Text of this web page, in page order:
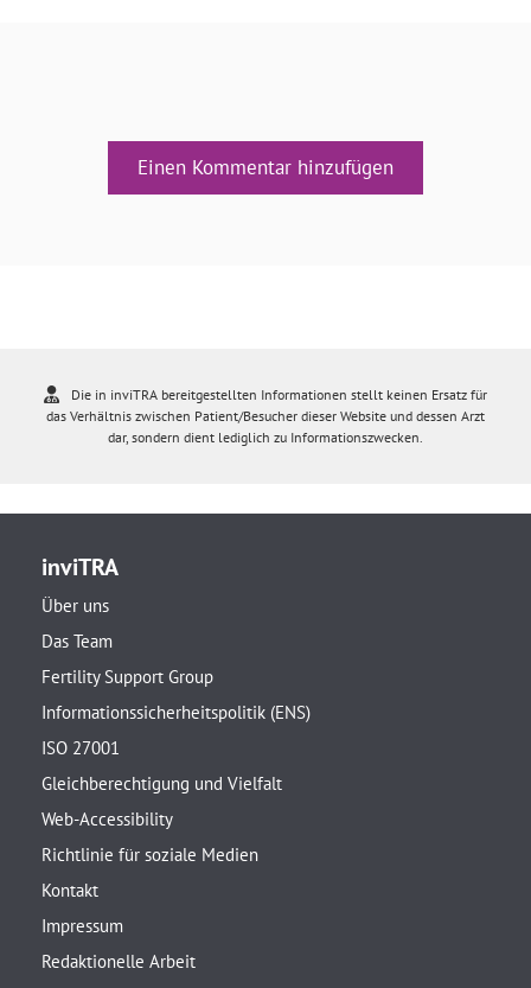
Einen Kommentar hinzufügen
Die in inviTRA bereitgestellten Informationen stellt keinen Ersatz für
das Verhältnis zwischen Patient/Besucher dieser Website und dessen Arzt
dar, sondern dient lediglich zu Informationszwecken.
inviTRA
Über uns
Das Team
Fertility Support Group
Informationssicherheitspolitik (ENS)
ISO 27001
Gleichberechtigung und Vielfalt
Web-Accessibility
Richtlinie für soziale Medien
Kontakt
Impressum
Redaktionelle Arbeit